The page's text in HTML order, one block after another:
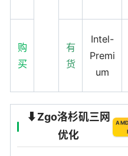
购
买
有
货
Intel-
Premi
um
⬇️Zgo洛杉矶三网
优化